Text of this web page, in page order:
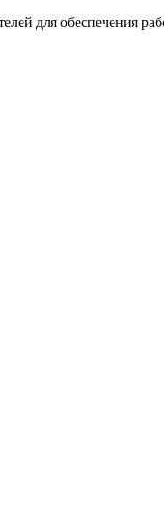
для обеспечения